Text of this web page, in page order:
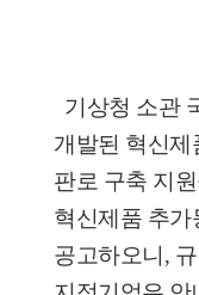
개발된 혁신제
판로 구축 지
혁신제품 추가
공고하오니,